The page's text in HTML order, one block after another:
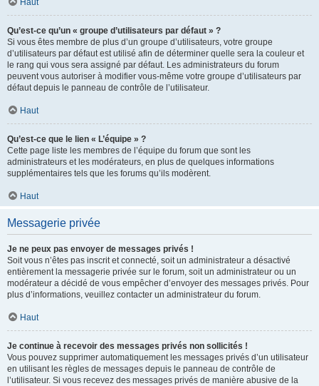
Haut
Qu’est-ce qu’un « groupe d’utilisateurs par défaut » ?
Si vous êtes membre de plus d’un groupe d’utilisateurs, votre groupe
d’utilisateurs par défaut est utilisé afin de déterminer quelle sera la couleur et
le rang qui vous sera assigné par défaut. Les administrateurs du forum
peuvent vous autoriser à modifier vous-même votre groupe d’utilisateurs par
défaut depuis le panneau de contrôle de l’utilisateur.
Haut
Qu’est-ce que le lien « L’équipe » ?
Cette page liste les membres de l’équipe du forum que sont les
administrateurs et les modérateurs, en plus de quelques informations
supplémentaires tels que les forums qu’ils modèrent.
Haut
Messagerie privée
Je ne peux pas envoyer de messages privés !
Soit vous n’êtes pas inscrit et connecté, soit un administrateur a désactivé
entièrement la messagerie privée sur le forum, soit un administrateur ou un
modérateur a décidé de vous empêcher d’envoyer des messages privés. Pour
plus d’informations, veuillez contacter un administrateur du forum.
Haut
Je continue à recevoir des messages privés non sollicités !
Vous pouvez supprimer automatiquement les messages privés d’un utilisateur
en utilisant les règles de messages depuis le panneau de contrôle de
l’utilisateur. Si vous recevez des messages privés de manière abusive de la